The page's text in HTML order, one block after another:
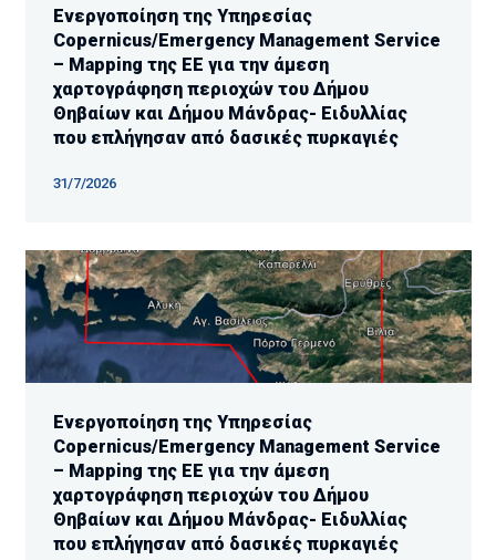
Ενεργοποίηση της Υπηρεσίας
Copernicus/Emergency Management Service
– Mapping της ΕΕ για την άμεση
χαρτογράφηση περιοχών του Δήμου
Θηβαίων και Δήμου Μάνδρας- Ειδυλλίας
που επλήγησαν από δασικές πυρκαγιές
31/7/2026
Ενεργοποίηση της Υπηρεσίας
Copernicus/Emergency Management Service
– Mapping της ΕΕ για την άμεση
χαρτογράφηση περιοχών του Δήμου
Θηβαίων και Δήμου Μάνδρας- Ειδυλλίας
που επλήγησαν από δασικές πυρκαγιές